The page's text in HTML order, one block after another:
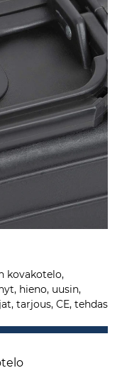
kovakotelo,
hieno, uusin,
tarjous, CE, tehdas